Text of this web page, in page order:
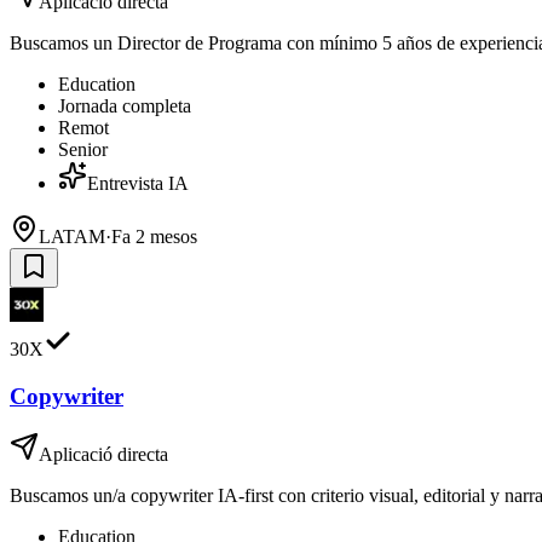
Buscamos un Director de Programa con mínimo 5 años de
Education
Jornada completa
Remot
Senior
Entrevista IA
LATAM·Fa 2 mesos
30X
Copywriter
Aplicació directa
Buscamos un/a copywriter IA-first con criterio visual, editorial y
Education